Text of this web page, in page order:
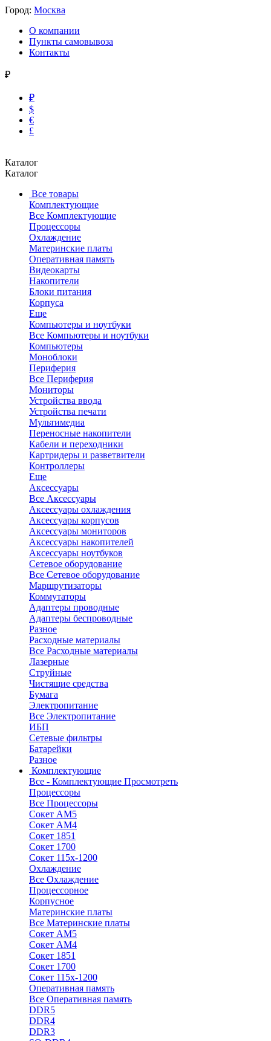
Город: Москва
О компании
Пункты самовывоза
Контакты
₽
₽
$
€
£
Каталог
Каталог
Все товары
Комплектующие
Все Комплектующие
Процессоры
Охлаждение
Материнские платы
Оперативная память
Видеокарты
Накопители
Блоки питания
Корпуса
Еще
Компьютеры и ноутбуки
Все Компьютеры и ноутбуки
Компьютеры
Моноблоки
Периферия
Все Периферия
Мониторы
Устройства ввода
Устройства печати
Мультимедиа
Переносные накопители
Кабели и переходники
Картридеры и разветвители
Контроллеры
Еще
Аксессуары
Все Аксессуары
Аксессуары охлаждения
Аксессуары корпусов
Аксессуары мониторов
Аксессуары накопителей
Аксессуары ноутбуков
Сетевое оборудование
Все Сетевое оборудование
Маршрутизаторы
Коммутаторы
Адаптеры проводные
Адаптеры беспроводные
Разное
Расходные материалы
Все Расходные материалы
Лазерные
Струйные
Чистящие средства
Бумага
Электропитание
Все Электропитание
ИБП
Сетевые фильтры
Батарейки
Разное
Комплектующие
Все - Комплектующие Просмотреть
Процессоры
Все Процессоры
Сокет АМ5
Сокет АМ4
Сокет 1851
Сокет 1700
Сокет 115х-1200
Охлаждение
Все Охлаждение
Процессорное
Корпусное
Материнские платы
Все Материнские платы
Сокет АМ5
Сокет АМ4
Сокет 1851
Сокет 1700
Сокет 115х-1200
Оперативная память
Все Оперативная память
DDR5
DDR4
DDR3